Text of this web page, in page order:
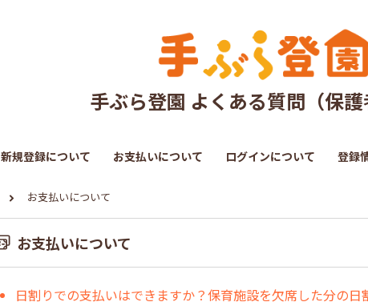
手ぶら登園 よくある質問（保護
新規登録について お支払いについて ログインについて 登録
お支払いについて
お支払いについて
日割りでの支払いはできますか？保育施設を欠席した分の日